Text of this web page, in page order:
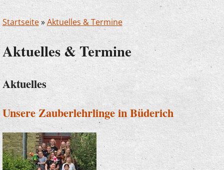
Startseite»Aktuelles & Termine
Aktuelles & Termine
Aktuelles
Unsere Zauberlehrlinge in Büderich